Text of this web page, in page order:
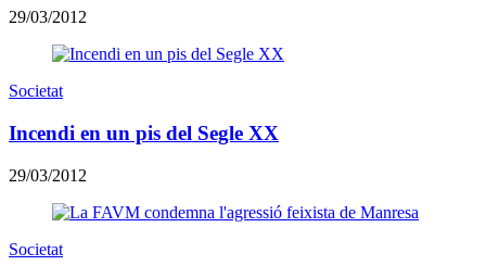
29/03/2012
Societat
Incendi en un pis del Segle XX
29/03/2012
Societat